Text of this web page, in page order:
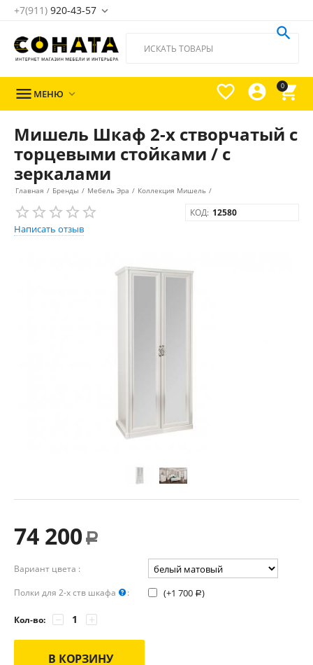
+7(911) 920-43-57 
0




 МЕНЮ 
Мишель Шкаф 2-х створчатый с
торцевыми стойками / с
зеркалами
Главная / Бренды / Мебель Эра / Коллекция Мишель /
Написать отзыв
КОД: 12580
74 200 Р
Вариант цвета :
Полки для 2-х ств шкафа
: (+1 700 Р)
Кол-во: +
−
В КОРЗИНУ